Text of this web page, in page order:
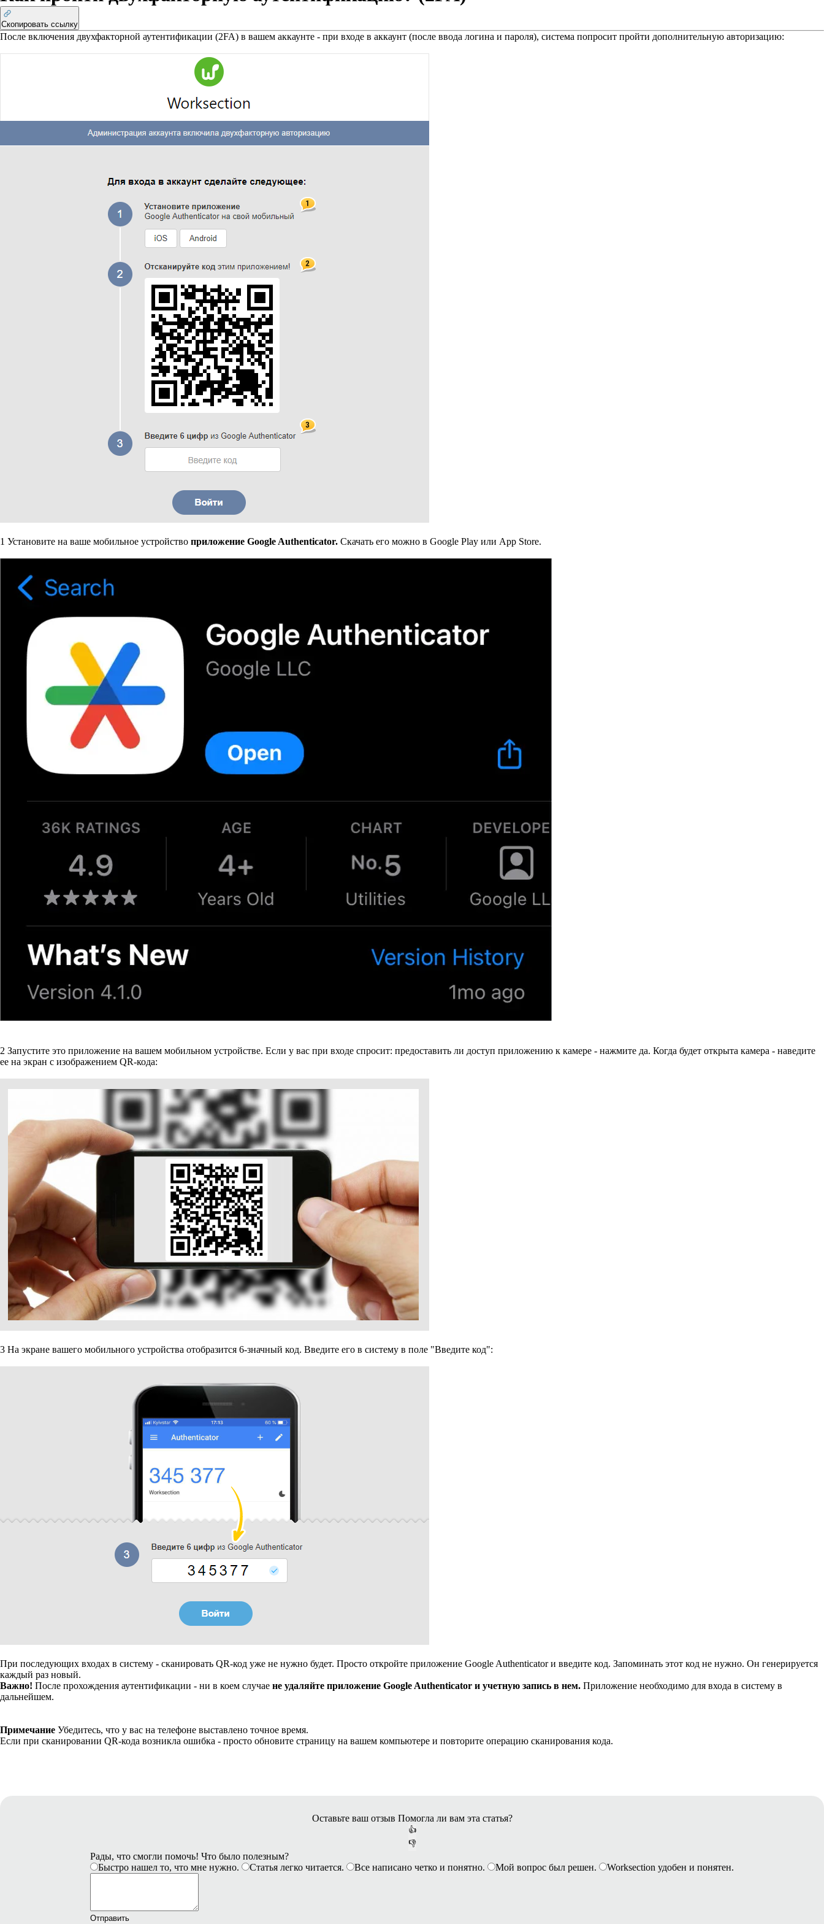
Скопировать ссылку
После включения двухфакторной аутентификации (2FA) в вашем аккаунте - при входе в аккаунт (после ввода логина и пароля), система попросит пройти дополнительную авторизацию:
1 Установите на ваше мобильное устройство приложение Google Authenticator. Скачать его можно в Google Play или App Store.
2 Запустите это приложение на вашем мобильном устройстве. Если у вас при входе спросит: предоставить ли доступ приложению к камере - нажмите да. Когда будет открыта камера - наведите
ее на экран с изображением QR-кода:
3 На экране вашего мобильного устройства отобразится 6-значный код. Введите его в систему в поле "Введите код":
При последующих входах в систему - сканировать QR-код уже не нужно будет. Просто откройте приложение Google Authenticator и введите код. Запоминать этот код не нужно. Он генерируется
каждый раз новый.
Важно! После прохождения аутентификации - ни в коем случае не удаляйте приложение Google Authenticator и учетную запись в нем. Приложение необходимо для входа в систему в
дальнейшем.
Примечание Убедитесь, что у вас на телефоне выставлено точное время.
Если при сканировании QR-кода возникла ошибка - просто обновите страницу на вашем компьютере и повторите операцию сканирования кода.
Оставьте ваш отзыв Помогла ли вам эта статья?
👍
👎
Рады, что смогли помочь! Что было полезным?
Быстро нашел то, что мне нужно.
Статья легко читается. Все написано четко и понятно. Мой вопрос был решен. Worksection удобен и понятен.
Отправить